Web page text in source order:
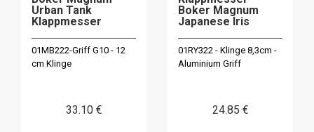
Urban Tank
Klappmesser
01MB222-Griff G10 - 12
cm Klinge
33.10 €
Boker Magnum
Japanese Iris
01RY322 - Klinge 8,3cm -
Aluminium Griff
24.85 €